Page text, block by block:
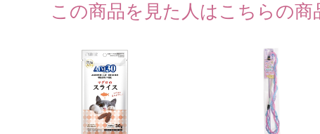
この商品を見た人はこちらの商